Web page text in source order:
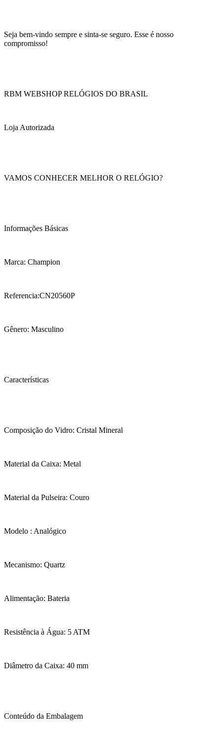
Seja bem-vindo sempre e sinta-se seguro. Esse é nosso
compromisso!
RBM WEBSHOP RELÓGIOS DO BRASIL
Loja Autorizada
VAMOS CONHECER MELHOR O RELÓGIO?
Informações Básicas
Marca: Champion
Referencia:CN20560P
Gênero: Masculino
Características
Composição do Vidro: Cristal Mineral
Material da Caixa: Metal
Material da Pulseira: Couro
Modelo : Analógico
Mecanismo: Quartz
Alimentação: Bateria
Resistência à Água: 5 ATM
Diâmetro da Caixa: 40 mm
Conteúdo da Embalagem